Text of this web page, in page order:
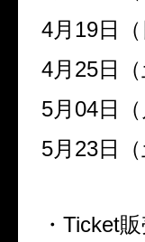
4月19日
4月25日
5月04日
5月23日
・Ticket